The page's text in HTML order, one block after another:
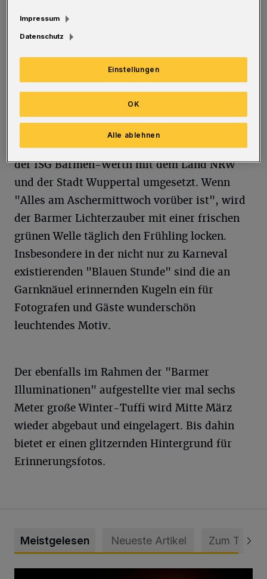
W ährend die Kugeln seit den Heiligen
Drei Königen mit einem klaren
Winterblau an frostige Winternächte
erinnerten, soll jetzt die fünfte Jahreszeit
gefeiert und das närrische Treiben auch
optisch unterstützt werden.
Der Barmer Lichterzauber wurde auf Betreiben
der ISG Barmen-Werth mit dem Land NRW
und der Stadt Wuppertal umgesetzt. Wenn
"Alles am Aschermittwoch vorüber ist", wird
der Barmer Lichterzauber mit einer frischen
grünen Welle täglich den Frühling locken.
Insbesondere in der nicht nur zu Karneval
existierenden "Blauen Stunde" sind die an
Garnknäuel erinnernden Kugeln ein für
Fotografen und Gäste wunderschön
leuchtendes Motiv.
Der ebenfalls im Rahmen der "Barmer
Illuminationen" aufgestellte vier mal sechs
Meter große Winter-Tuffi wird Mitte März
wieder abgebaut und eingelagert. Bis dahin
bietet er einen glitzernden Hintergrund für
Erinnerungsfotos.
Meistgelesen Neueste Artikel Zum Thema
Impressum
Datenschutz
Einstellungen
Alle ablehnen
OK